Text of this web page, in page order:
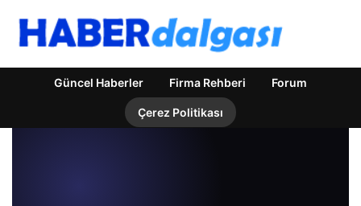
Güncel Haberler Firma Rehberi Forum
Çerez Politikası